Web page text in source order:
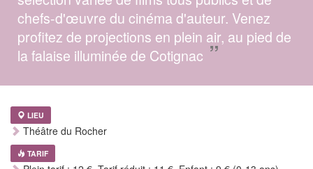
chefs-d'œuvre du cinéma d'auteur. Venez
profitez de projections en plein air, au pied de
la falaise illuminée de Cotignac ”
LIEU
Théâtre du Rocher
TARIF